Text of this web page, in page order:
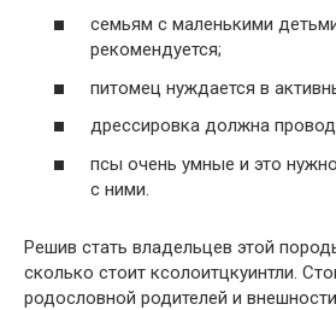
семьям с маленькими
рекомендуется;
питомец нуждается в
дрессировка должна
псы очень умные и это
с ними.
Решив стать владельцев этой
сколько стоит ксолоитцкуинтли.
родословной родителей и